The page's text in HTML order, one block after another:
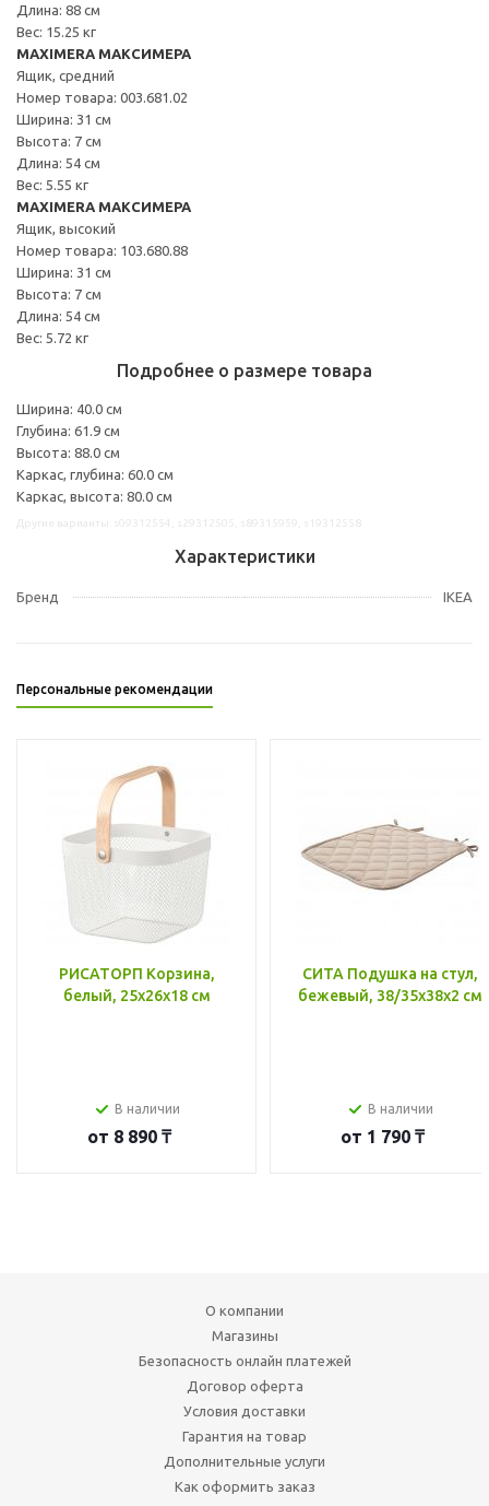
Длина: 88 см
Вес: 15.25 кг
MAXIMERA МАКСИМЕРА
Ящик, средний
Номер товара: 003.681.02
Ширина: 31 см
Высота: 7 см
Длина: 54 см
Вес: 5.55 кг
MAXIMERA МАКСИМЕРА
Ящик, высокий
Номер товара: 103.680.88
Ширина: 31 см
Высота: 7 см
Длина: 54 см
Вес: 5.72 кг
Подробнее о размере товара
Ширина: 40.0 см
Глубина: 61.9 см
Высота: 88.0 см
Каркас, глубина: 60.0 см
Каркас, высота: 80.0 см
Характеристики
Бренд IKEA
Персональные рекомендации
РИСАТОРП Корзина,
белый, 25x26x18 см
В наличии
от 8 890 ₸
СИТА Подушка на стул,
бежевый, 38/35x38x2 см
В наличии
от 1 790 ₸
О компании
Магазины
Безопасность онлайн платежей
Договор оферта
Условия доставки
Гарантия на товар
Дополнительные услуги
Как оформить заказ